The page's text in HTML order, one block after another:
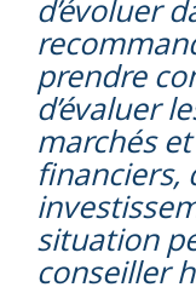
d’évoluer
prendre
d’évaluer
marchés
financiers,
situation
conseiller